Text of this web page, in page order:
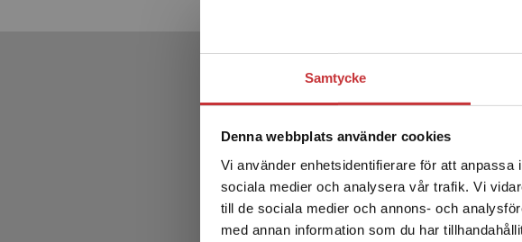
Samtycke
Denna webbplats använder cookies
Vi använder enhetsidentifierare för att
sociala medier och analysera vår trafik. Vi
till de sociala medier och annons- och
med annan information som du har
Det verkar
enhet utanför
Sverige. För att